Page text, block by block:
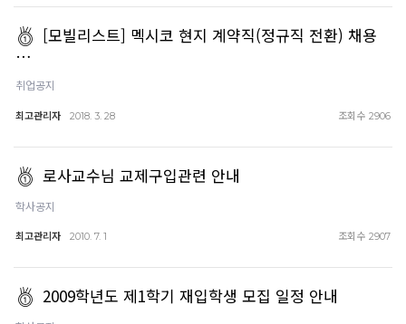
[모빌리스트] 멕시코 현지 계약직(정규직 전환) 채용
…
취업공지
최고관리자 2018. 3. 28 조회수 2906
로사교수님 교제구입관련 안내
학사공지
최고관리자 2010. 7. 1 조회수 2907
2009학년도 제1학기 재입학생 모집 일정 안내